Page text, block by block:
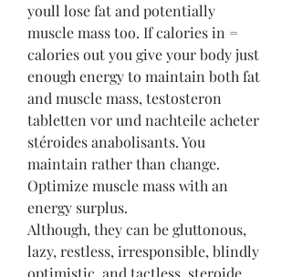
youll lose fat and potentially
muscle mass too. If calories in =
calories out you give your body just
enough energy to maintain both fat
and muscle mass, testosteron
tabletten vor und nachteile acheter
stéroides anabolisants. You
maintain rather than change.
Optimize muscle mass with an
energy surplus.
Although, they can be gluttonous,
lazy, restless, irresponsible, blindly
optimistic, and tactless, steroide